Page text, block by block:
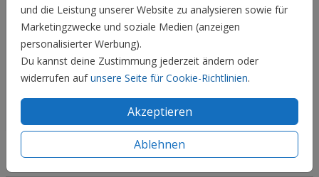
und die Leistung unserer Website zu analysieren sowie für
Marketingzwecke und soziale Medien (anzeigen
personalisierter Werbung).
Du kannst deine Zustimmung jederzeit ändern oder
widerrufen aufunsere Seite für Cookie-Richtlinien.
Akzeptieren
Ablehnen
Hochzeit